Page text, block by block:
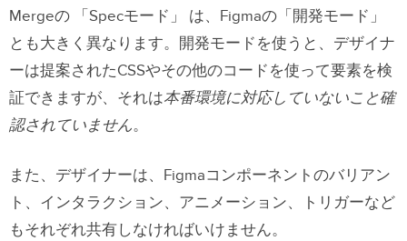
Mergeの 「Specモード」 は、Figmaの「開発モード」
とも大きく異なります。開発モードを使うと、デザイナ
ーは提案されたCSSやその他のコードを使って要素を検
証できますが、それは本番環境に対応していないこと確
認されていません。
また、デザイナーは、Figmaコンポーネントのバリアン
ト、インタラクション、アニメーション、トリガーなど
もそれぞれ共有しなければいけません。